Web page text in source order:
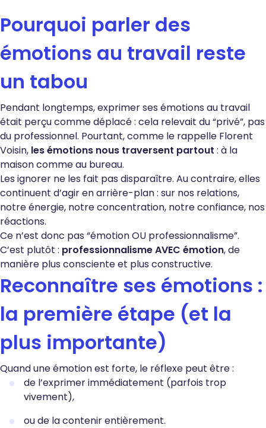
Pourquoi parler des
émotions au travail reste
un tabou
Pendant longtemps, exprimer ses émotions au travail
était perçu comme déplacé : cela relevait du “privé”, pas
du professionnel. Pourtant, comme le rappelle Florent
Voisin, les émotions nous traversent partout : à la
maison comme au bureau.
Les ignorer ne les fait pas disparaître. Au contraire, elles
continuent d’agir en arrière-plan : sur nos relations,
notre énergie, notre concentration, notre confiance, nos
réactions.
Ce n’est donc pas “émotion OU professionnalisme”.
C’est plutôt : professionnalisme AVEC émotion, de
manière plus consciente et plus constructive.
Reconnaître ses émotions :
la première étape (et la
plus importante)
Quand une émotion est forte, le réflexe peut être :
de l’exprimer immédiatement (parfois trop
vivement),
ou de la contenir entièrement.